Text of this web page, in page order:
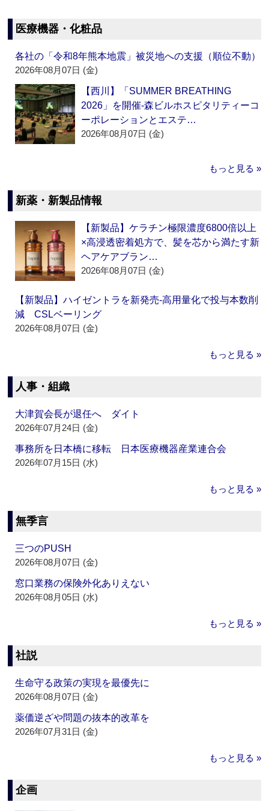
医療機器・化粧品
各社の「令和8年熊本地震」被災地への支援（順位不動）
2026年08月07日 (金)
【西川】「SUMMER BREATHING
2026」を開催‐森ビルホスピタリティーコ
ーポレーションとエステ…
2026年08月07日 (金)
もっと見る »
新薬・新製品情報
【新製品】ケラチン極限濃度6800倍以上
×高浸透密着処方で、髪を芯から満たす新
ヘアケアブラン…
2026年08月07日 (金)
【新製品】ハイゼントラを新発売‐高用量化で投与本数削
減 CSLベーリング
2026年08月07日 (金)
もっと見る »
人事・組織
大津賀会長が退任へ ダイト
2026年07月24日 (金)
事務所を日本橋に移転 日本医療機器産業連合会
2026年07月15日 (水)
もっと見る »
無季言
三つのPUSH
2026年08月07日 (金)
窓口業務の保険外化ありえない
2026年08月05日 (水)
もっと見る »
社説
生命守る政策の実現を最優先に
2026年08月07日 (金)
薬価逆ざや問題の抜本的改革を
2026年07月31日 (金)
もっと見る »
企画